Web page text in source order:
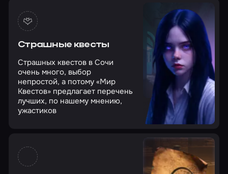
Страшные квесты
Страшных квестов в Сочи
очень много, выбор
непростой, а потому «Мир
Квестов» предлагает перечень
лучших, по нашему мнению,
ужастиков